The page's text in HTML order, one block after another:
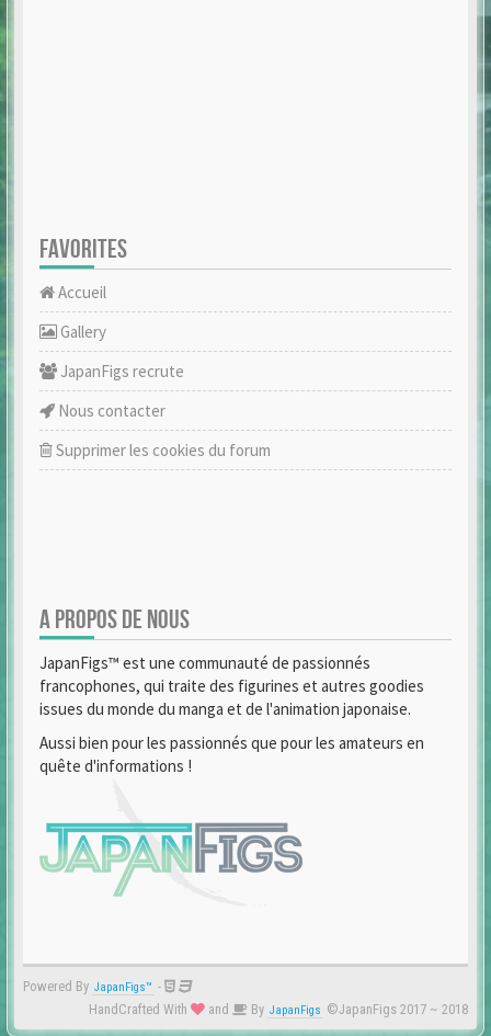
FAVORITES
Accueil
Gallery
JapanFigs recrute
Nous contacter
Supprimer les cookies du forum
A PROPOS DE NOUS
JapanFigs™ est une communauté de passionnés
francophones, qui traite des figurines et autres goodies
issues du monde du manga et de l'animation japonaise.
Aussi bien pour les passionnés que pour les amateurs en
quête d'informations !
Powered By JapanFigs™ -
HandCrafted With
and By JapanFigs ©JapanFigs 2017 ~ 2018